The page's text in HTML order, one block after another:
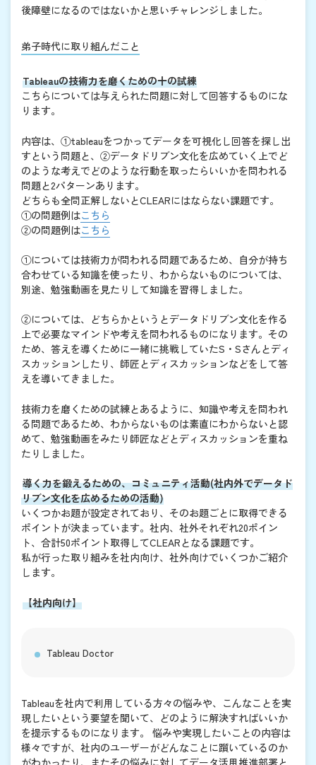
後障壁になるのではないかと思いチャレンジしました。
弟子時代に取り組んだこと
Tableauの技術力を磨くための十の試練
こちらについては与えられた問題に対して回答するものにな
ります。
内容は、①tableauをつかってデータを可視化し回答を探し出
すという問題と、②データドリブン文化を広めていく上でど
のような考えでどのような行動を取ったらいいかを問われる
問題と2パターンあります。
どちらも全問正解しないとCLEARにはならない課題です。
①の問題例はこちら
②の問題例はこちら
①については技術力が問われる問題であるため、自分が持ち
合わせている知識を使ったり、わからないものについては、
別途、勉強動画を見たりして知識を習得しました。
②については、どちらかというとデータドリブン文化を作る
上で必要なマインドや考えを問われるものになります。その
ため、答えを導くために一緒に挑戦していたS・Sさんとディ
スカッションしたり、師匠とディスカッションなどをして答
えを導いてきました。
技術力を磨くための試練とあるように、知識や考えを問われ
る問題であるため、わからないものは素直にわからないと認
めて、勉強動画をみたり師匠などとディスカッションを重ね
たりしました。
導く力を鍛えるための、コミュニティ活動(社内外でデータド
リブン文化を広めるための活動)
いくつかお題が設定されており、そのお題ごとに取得できる
ポイントが決まっています。社内、社外それぞれ20ポイン
ト、合計50ポイント取得してCLEARとなる課題です。
私が行った取り組みを社内向け、社外向けでいくつかご紹介
します。
【社内向け】
Tableau Doctor
Tableauを社内で利用している方々の悩みや、こんなことを実
現したいという要望を聞いて、どのように解決すればいいか
を提示するものになります。 悩みや実現したいことの内容は
様々ですが、社内のユーザーがどんなことに躓いているのか
がわかったり、またその悩みに対してデータ活用推進部署と